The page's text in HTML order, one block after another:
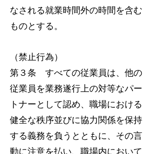
なされる就業時間外の時間を含む
ものとする。
（禁止行為）
第３条 すべての従業員は、他の
従業員を業務遂行上の対等なパー
トナーとして認め、職場における
健全な秩序並びに協力関係を保持
する義務を負うとともに、その言
動に注意を払い、職場内において